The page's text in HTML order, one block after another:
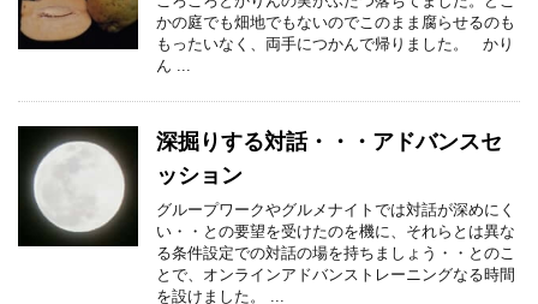
かの庭でも畑地でもないのでこのまま腐らせるのも
もったいなく、両手につかんで帰りました。 かり
ん ...
深掘りする対話・・・アドバンスセ
ッション
グループワークやグルメナイトでは対話が深めにく
い・・との要望を受けたのを機に、それらとは異な
る条件設定での対話の場を持ちましょう・・とのこ
とで、オンラインアドバンストレーニングなる時間
を設けました。 ...